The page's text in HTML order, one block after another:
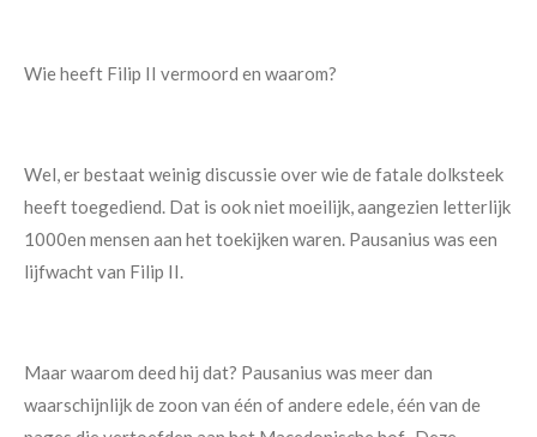
Wie heeft Filip II vermoord en waarom?
Wel, er bestaat weinig discussie over wie de fatale dolksteek
heeft toegediend. Dat is ook niet moeilijk, aangezien letterlijk
1000en mensen aan het toekijken waren. Pausanius was een
lijfwacht van Filip II.
Maar waarom deed hij dat? Pausanius was meer dan
waarschijnlijk de zoon van één of andere edele, één van de